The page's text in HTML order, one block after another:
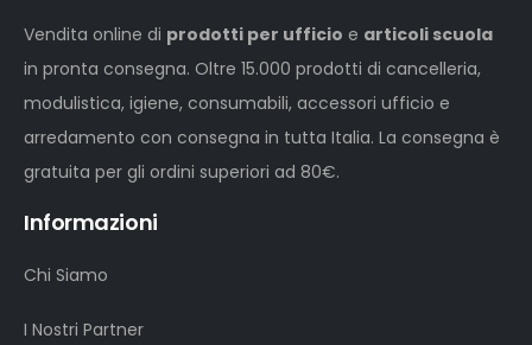
Vendita online di prodotti per ufficio e articoli scuola
in pronta consegna. Oltre 15.000 prodotti di cancelleria,
modulistica, igiene, consumabili, accessori ufficio e
arredamento con consegna in tutta Italia. La consegna è
gratuita per gli ordini superiori ad 80€.
Informazioni
Chi Siamo
I Nostri Partner